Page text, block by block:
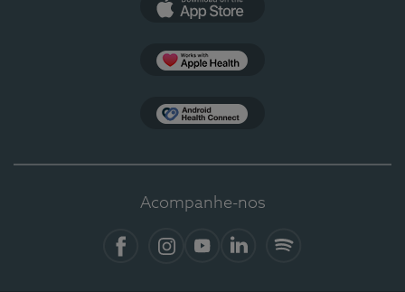
Acompanhe-nos